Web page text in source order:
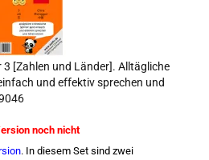
[Zahlen und Länder]. Alltägliche
und effektiv sprechen und
noch nicht
. In diesem Set sind zwei